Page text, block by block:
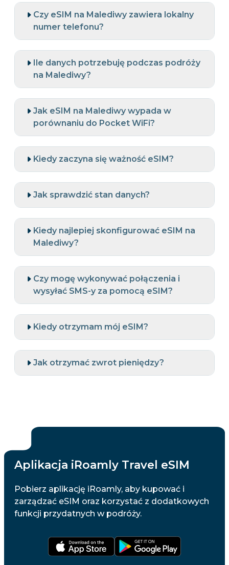
Czy eSIM na Malediwy zawiera lokalny
numer telefonu?
Ile danych potrzebuję podczas podróży
na Malediwy?
Jak eSIM na Malediwy wypada w
porównaniu do Pocket WiFi?
Kiedy zaczyna się ważność eSIM?
Jak sprawdzić stan danych?
Kiedy najlepiej skonfigurować eSIM na
Malediwy?
Czy mogę wykonywać połączenia i
wysyłać SMS-y za pomocą eSIM?
Kiedy otrzymam mój eSIM?
Jak otrzymać zwrot pieniędzy?
Aplikacja iRoamly Travel eSIM
Pobierz aplikację iRoamly, aby kupować i
zarządzać eSIM oraz korzystać z dodatkowych
funkcji przydatnych w podróży.